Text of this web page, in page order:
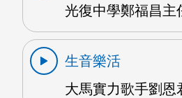
光復中學鄭福昌主
生音樂活
大馬實力歌手劉恩